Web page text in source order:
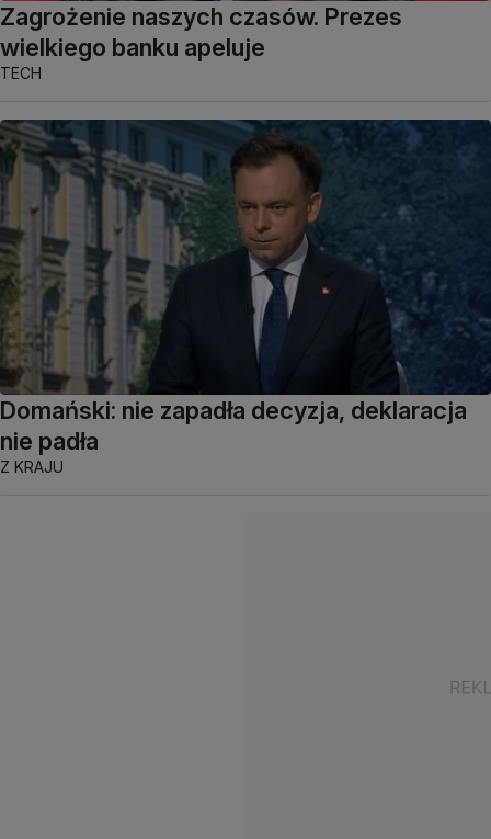
Zagrożenie naszych czasów. Prezes
wielkiego banku apeluje
TECH
Domański: nie zapadła decyzja, deklaracja
nie padła
Z KRAJU